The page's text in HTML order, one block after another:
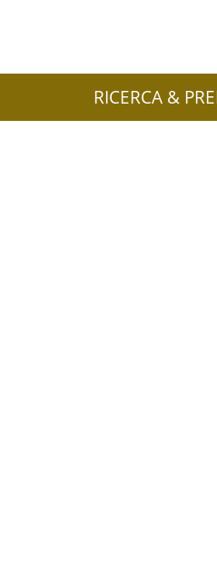
RICERCA &